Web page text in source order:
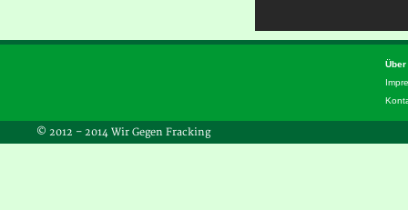
Über
© 2012 – 2014 Wir Gegen Fracking